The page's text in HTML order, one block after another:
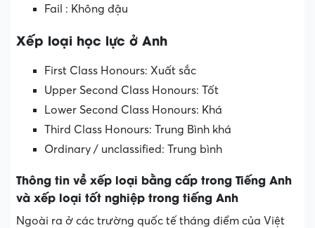
Fail : Không đậu
Xếp loại học lực ở Anh
First Class Honours: Xuất sắc
Upper Second Class Honours: Tốt
Lower Second Class Honours: Khá
Third Class Honours: Trung Bình khá
Ordinary / unclassified: Trung bình
Thông tin về xếp loại bằng cấp trong Tiếng Anh
và xếp loại tốt nghiệp trong tiếng Anh
Ngoài ra ở các trường quốc tế tháng điểm của Việt